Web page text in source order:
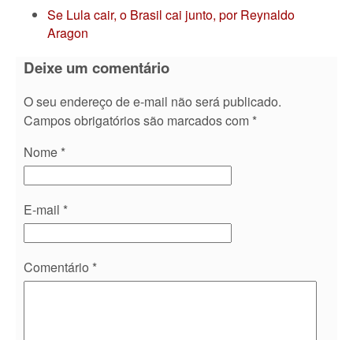
Se Lula cair, o Brasil cai junto, por Reynaldo
Aragon
Deixe um comentário
O seu endereço de e-mail não será publicado.
Campos obrigatórios são marcados com *
Nome *
E-mail *
Comentário *